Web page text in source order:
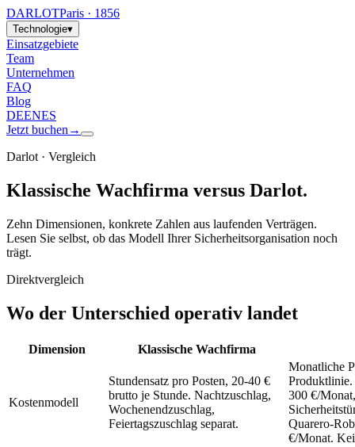
DARLOTParis · 1856
Technologie▾
Einsatzgebiete
Team
Unternehmen
FAQ
Blog
DEENES
Jetzt buchen →
Darlot · Vergleich
Klassische Wachfirma versus Darlot.
Zehn Dimensionen, konkrete Zahlen aus laufenden Verträgen.
Lesen Sie selbst, ob das Modell Ihrer Sicherheitsorganisation noch
trägt.
Direktvergleich
Wo der Unterschied operativ landet
Dimension Klassische Wachfirma
Kostenmodell
Stundensatz pro Posten, 20-40 €
brutto je Stunde. Nachtzuschlag,
Wochenendzuschlag,
Feiertagszuschlag separat.
Monatliche
300 €/
Quarero-
€/Monat.